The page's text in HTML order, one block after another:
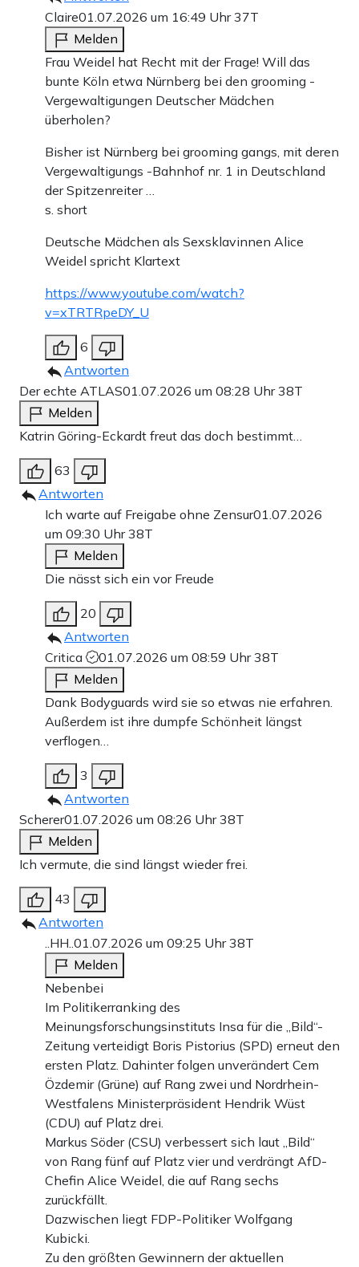
Claire01.07.2026 um 16:49 Uhr37T
Melden
Frau Weidel hat Recht mit der Frage! Will das
bunte Köln etwa Nürnberg bei den grooming -
Vergewaltigungen Deutscher Mädchen
überholen?
Bisher ist Nürnberg bei grooming gangs, mit deren
Vergewaltigungs -Bahnhof nr. 1 in Deutschland
der Spitzenreiter …
s. short
Deutsche Mädchen als Sexsklavinnen Alice
Weidel spricht Klartext
https://www.youtube.com/watch?
v=xTRTRpeDY_U
6
Antworten
Der echte ATLAS01.07.2026 um 08:28 Uhr38T
Melden
Katrin Göring-Eckardt freut das doch bestimmt…
63
Antworten
Ich warte auf Freigabe ohne Zensur01.07.2026
um 09:30 Uhr38T
Melden
Die nässt sich ein vor Freude
20
Antworten
Critica
01.07.2026 um 08:59 Uhr38T
Melden
Dank Bodyguards wird sie so etwas nie erfahren.
Außerdem ist ihre dumpfe Schönheit längst
verflogen…
3
Antworten
Scherer01.07.2026 um 08:26 Uhr38T
Melden
Ich vermute, die sind längst wieder frei.
43
Antworten
..HH..01.07.2026 um 09:25 Uhr38T
Melden
Nebenbei
Im Politikerranking des
Meinungsforschungsinstituts Insa für die „Bild“-
Zeitung verteidigt Boris Pistorius (SPD) erneut den
ersten Platz. Dahinter folgen unverändert Cem
Özdemir (Grüne) auf Rang zwei und Nordrhein-
Westfalens Ministerpräsident Hendrik Wüst
(CDU) auf Platz drei.
Markus Söder (CSU) verbessert sich laut „Bild“
von Rang fünf auf Platz vier und verdrängt AfD-
Chefin Alice Weidel, die auf Rang sechs
zurückfällt.
Dazwischen liegt FDP-Politiker Wolfgang
Kubicki.
Zu den größten Gewinnern der aktuellen